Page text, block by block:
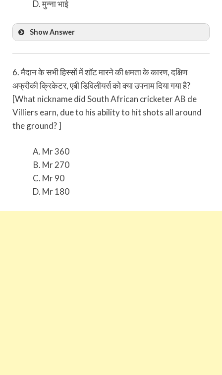
मुन्ना भाई
Show Answer
6. मैदान के सभी हिस्सों में शॉट मारने की क्षमता के कारण, दक्षिण
अफ्रीकी क्रिकेटर, एबी डिविलीयर्स को क्या उपनाम दिया गया है?
[What nickname did South African cricketer AB de
Villiers earn, due to his ability to hit shots all around
the ground? ]
Mr 360
Mr 270
Mr 90
Mr 180